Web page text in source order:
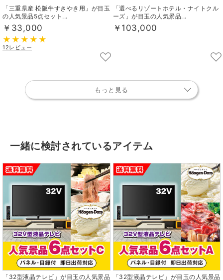
「三重県産 松阪牛すきやき用」が目玉
の人気景品5点セット...
￥33,000
12レビュー
「選べるリゾートホテル・ナイトクル
ーズ」が目玉の人気景品...
￥103,000
もっと見る
一緒に検討されているアイテム
「32型液晶テレビ」が目玉の人気景品
「32型液晶テレビ」が目玉の人気景品